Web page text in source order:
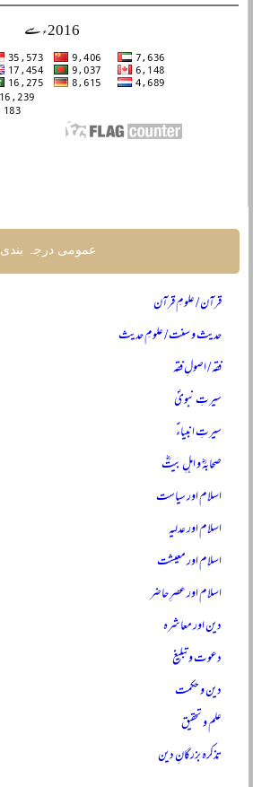
2016ء سے
عمومی درجہ بندی
قرآن / علومِ قرآن
حدیث و سنت / علومِ حدیث
فقہ / اصولِ فقہ
سیرتِ نبویؐ
سیرتِ انبیاءؑ
صحابہؓ و اہلِ بیتؓ
اسلام اور سیاست
اسلام اور عدلیہ
اسلام اور معیشت
اسلام اور عصرِ حاضر
دین اور معاشرہ
دعوت و تبلیغ
دین و حکمت
علم و تحقیق
تذکرہ بزرگانِ دین